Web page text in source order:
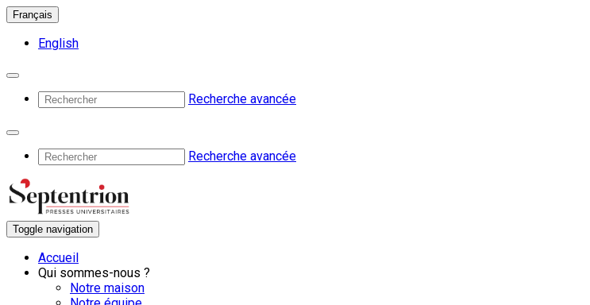
Français
English
Recherche avancée
Recherche avancée
Toggle navigation
Accueil
Qui sommes-nous ?
Notre maison